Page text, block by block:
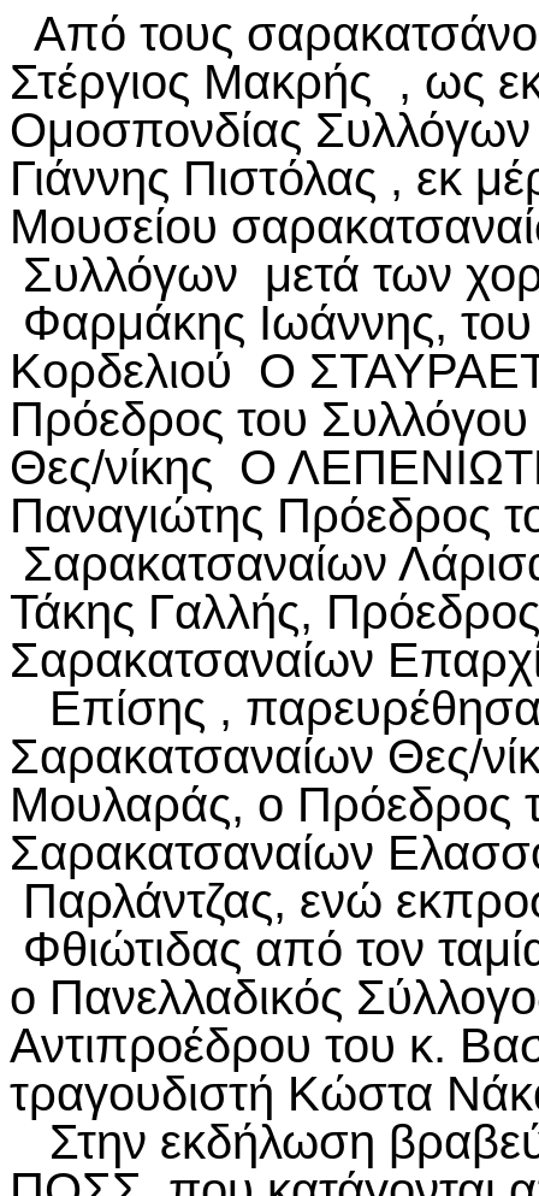
Από τους
Στέργιος Μακρής , ως
Ομοσπονδίας
Γιάννης Πιστόλας , εκ
Μουσείου
Συλλόγων μετά των
Φαρμάκης Ιωάννης,
Κορδελιού Ο
Πρόεδρος του
Θες/νίκης Ο
Παναγιώτης Πρόεδρος
Σαρακατσαναίων
Τάκης Γαλλής,
Σαρακατσαναίων
Επίσης ,
Σαρακατσαναίων Θες/
Μουλαράς, ο Πρόεδρος
Σαρακατσαναίων
Παρλάντζας, ενώ
Φθιώτιδας από τον
ο Πανελλαδικός
Αντιπροέδρου του κ.
τραγουδιστή Κώστα
Στην εκδήλωση